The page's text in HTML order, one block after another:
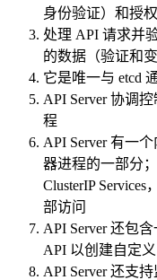
身份验证）和授
处理 API 请求并
的数据（验证和
它是唯一与 etcd
API Server 协调
程
API Server 有一
器进程的一部分
ClusterIP
部访问
API Server 还包
API 以创建自定
API Server 还支